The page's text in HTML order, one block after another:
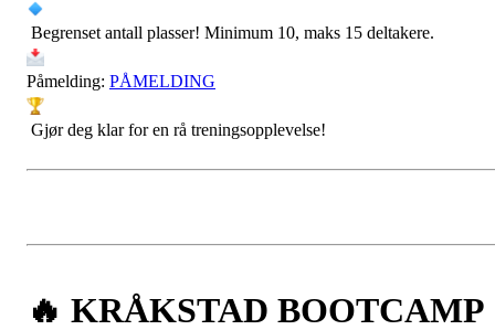
Begrenset antall plasser! Minimum 10, maks 15 deltakere.
Påmelding: PÅMELDING
Gjør deg klar for en rå treningsopplevelse!
🔥 KRÅKSTAD BOOTCAMP